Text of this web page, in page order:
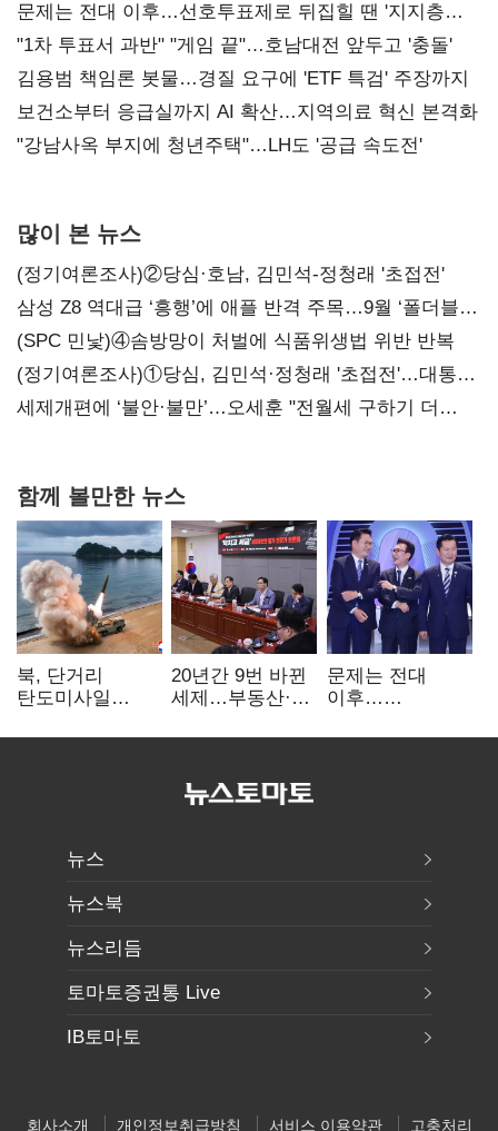
문제는 전대 이후…선호투표제로 뒤집힐 땐 '지지층
불복'
"1차 투표서 과반" "게임 끝"…호남대전 앞두고 '충돌'
김용범 책임론 봇물…경질 요구에 'ETF 특검' 주장까지
보건소부터 응급실까지 AI 확산…지역의료 혁신 본격화
"강남사옥 부지에 청년주택"…LH도 '공급 속도전'
많이 본 뉴스
(정기여론조사)②당심·호남, 김민석-정청래 '초접전'
삼성 Z8 역대급 ‘흥행’에 애플 반격 주목…9월 ‘폴더블
대전’
(SPC 민낯)④솜방망이 처벌에 식품위생법 위반 반복
(정기여론조사)①당심, 김민석·정청래 '초접전'…대통령
지지도 '50% 아래로'(종합)
세제개편에 ‘불안·불만’…오세훈 "전월세 구하기 더
함께 볼만한 뉴스
북, 단거리
탄도미사일
"즉각 중단 촉구"
20년간 9번 바뀐
세제…부동산·
건드렸다
문제는 전대
이후…
뒤집힐 땐
뉴스
뉴스북
뉴스리듬
토마토증권통 Live
IB토마토
회사소개 개인정보취급방침 서비스 이용약관 고충처리